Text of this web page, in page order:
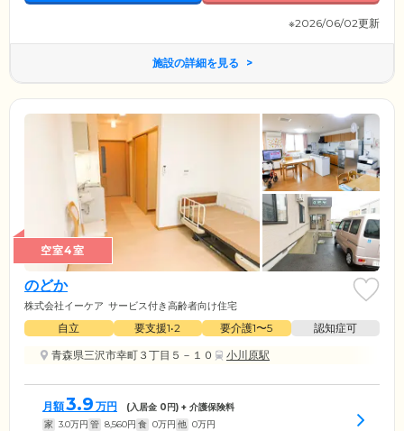
※2026/06/02更新
施設の詳細を見る
空室4室
のどか
株式会社イーケア サービス付き高齢者向け住宅
自立 要支援1•2 要介護1〜5
認知症可
青森県三沢市幸町３丁目５－１０
小川原駅
月額3.9 万円 (入居金 0円) + 介護保険料
家 3.0万円 管 8,560円 食 0万円 他 0万円